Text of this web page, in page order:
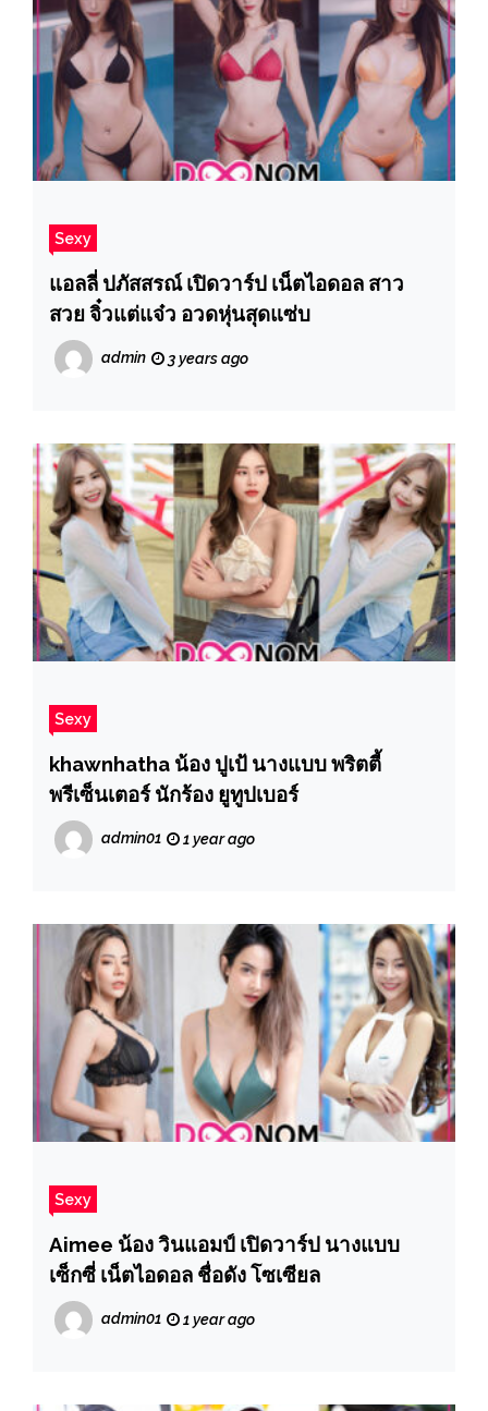
Sexy
แอลลี่ ปภัสสรณ์ เปิดวาร์ป เน็ตไอดอล สาว
สวย จิ๋วแต่แจ๋ว อวดหุ่นสุดแซ่บ
admin 3 years ago
Sexy
khawnhatha น้อง ปูเป้ นางแบบ พริตตี้
พรีเซ็นเตอร์ นักร้อง ยูทูปเบอร์
admin01 1 year ago
Sexy
Aimee น้อง วินแอมป์ เปิดวาร์ป นางแบบ
เซ็กซี่ เน็ตไอดอล ชื่อดัง โซเซียล
admin01 1 year ago